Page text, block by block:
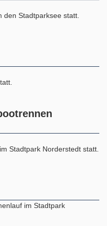
den Stadtparksee statt.
im Stadtpark Norderstedt statt.
im Stadtpark